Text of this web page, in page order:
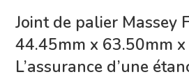
Joint de palier Massey
44.45mm x 63.50mm
L’assurance d’une